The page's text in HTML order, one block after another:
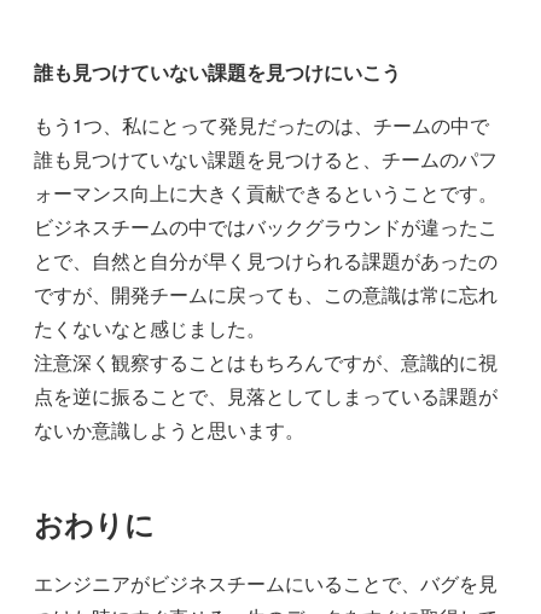
誰も見つけていない課題を見つけにいこう
もう1つ、私にとって発見だったのは、チームの中で
誰も見つけていない課題を見つけると、チームのパフ
ォーマンス向上に大きく貢献できるということです。
ビジネスチームの中ではバックグラウンドが違ったこ
とで、自然と自分が早く見つけられる課題があったの
ですが、開発チームに戻っても、この意識は常に忘れ
たくないなと感じました。
注意深く観察することはもちろんですが、意識的に視
点を逆に振ることで、見落としてしまっている課題が
ないか意識しようと思います。
おわりに
エンジニアがビジネスチームにいることで、バグを見